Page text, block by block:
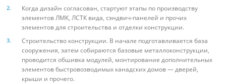
Когда дизайн согласован, стартуют этапы по производству
элементов ЛМК, ЛСТК вида, сэндвич-панелей и прочих
элементов для строительства и отделки конструкции.
Строительство конструкции. В начале подготавливается база
сооружения, затем собираются базовые металлоконструкции,
проводится обшивка модулей, монтирование дополнительных
элементов быстровозводимых канадских домов — дверей,
крыши и прочего.